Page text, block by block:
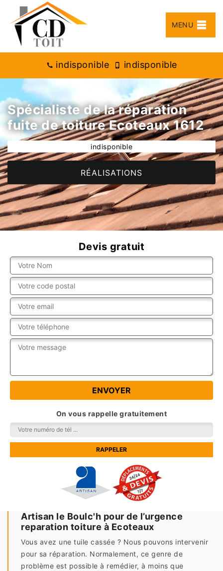
MENU
indisponible indisponible
Spécialiste de la réparation
fuite de toiture Ecoteaux 1612
indisponible
RÉALISATIONS
Devis gratuit
On vous rappelle gratuitement
Artisan le Boulc'h pour de l’urgence
reparation toiture à Ecoteaux
Vous avez une tuile cassée ? Nous pouvons intervenir
pour sa réparation. Normalement, ce genre de
problème est possible à remédier, à moins que